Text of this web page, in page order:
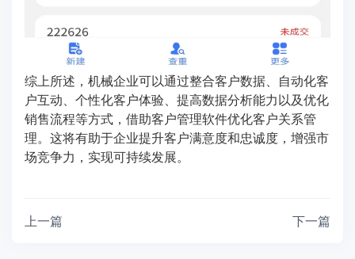
综上所述，机械企业可以通过整合客户数据、自动化客
户互动、个性化客户体验、提高数据分析能力以及优化
销售流程等方式，借助客户管理软件优化客户关系管
理。这将有助于企业提升客户满意度和忠诚度，增强市
场竞争力，实现可持续发展。
上一篇 下一篇